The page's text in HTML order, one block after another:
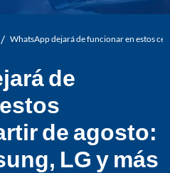
/ WhatsApp dejará de funcionar en estos
de
de agosto:
LG y más